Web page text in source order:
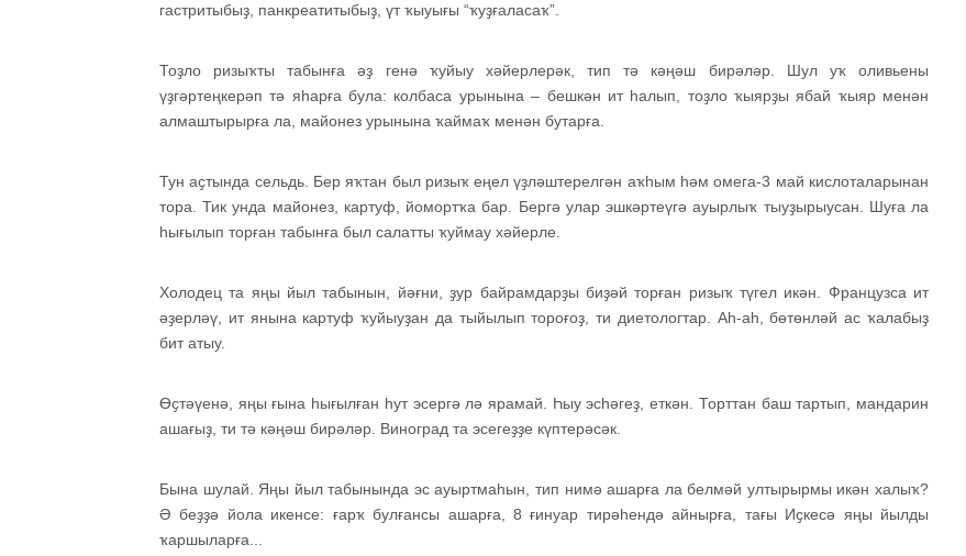
гастритыбыҙ, панкреатитыбыҙ, үт ҡыуығы “ҡуҙғаласаҡ”.
Тоҙло ризыҡты табынға әҙ генә ҡуйыу хәйерлерәк, тип тә кәңәш бирәләр. Шул уҡ оливьены
үҙгәртеңкерәп тә яһарға була: колбаса урынына – бешкән ит һалып, тоҙло ҡыярҙы ябай ҡыяр менән
алмаштырырға ла, майонез урынына ҡаймаҡ менән бутарға.
Тун аҫтында сельдь. Бер яҡтан был ризыҡ еңел үҙләштерелгән аҡһым һәм омега-3 май кислоталарынан
тора. Тик унда майонез, картуф, йомортҡа бар. Бергә улар эшкәртеүгә ауырлыҡ тыуҙырыусан. Шуға ла
һығылып торған табынға был салатты ҡуймау хәйерле.
Холодец та яңы йыл табынын, йәғни, ҙур байрамдарҙы биҙәй торған ризыҡ түгел икән. Французса ит
әҙерләү, ит янына картуф ҡуйыуҙан да тыйылып тороғоҙ, ти диетологтар. Аһ-аһ, бөтөнләй ас ҡалабыҙ
бит атыу.
Өҫтәүенә, яңы ғына һығылған һут эсергә лә ярамай. Һыу эсһәгеҙ, еткән. Торттан баш тартып, мандарин
ашағыҙ, ти тә кәңәш бирәләр. Виноград та эсегеҙҙе күптерәсәк.
Бына шулай. Яңы йыл табынында эс ауыртмаһын, тип нимә ашарға ла белмәй ултырырмы икән халыҡ?
Ә беҙҙә йола икенсе: ғарҡ булғансы ашарға, 8 ғинуар тирәһендә айнырға, тағы Иҫкесә яңы йылды
ҡаршыларға...